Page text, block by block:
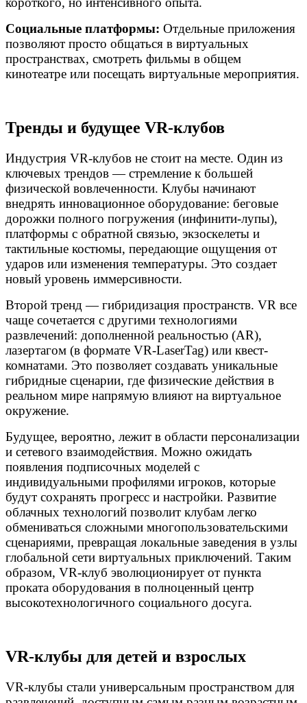
Социальные платформы: Отдельные приложения
позволяют просто общаться в виртуальных
пространствах, смотреть фильмы в общем
кинотеатре или посещать виртуальные мероприятия.
Тренды и будущее VR-клубов
Индустрия VR-клубов не стоит на месте. Один из
ключевых трендов — стремление к большей
физической вовлеченности. Клубы начинают
внедрять инновационное оборудование: беговые
дорожки полного погружения (инфинити-лупы),
платформы с обратной связью, экзоскелеты и
тактильные костюмы, передающие ощущения от
ударов или изменения температуры. Это создает
новый уровень иммерсивности.
Второй тренд — гибридизация пространств. VR все
чаще сочетается с другими технологиями
развлечений: дополненной реальностью (AR),
лазертагом (в формате VR-LaserTag) или квест-
комнатами. Это позволяет создавать уникальные
гибридные сценарии, где физические действия в
реальном мире напрямую влияют на виртуальное
окружение.
Будущее, вероятно, лежит в области персонализации
и сетевого взаимодействия. Можно ожидать
появления подписочных моделей с
индивидуальными профилями игроков, которые
будут сохранять прогресс и настройки. Развитие
облачных технологий позволит клубам легко
обмениваться сложными многопользовательскими
сценариями, превращая локальные заведения в узлы
глобальной сети виртуальных приключений. Таким
образом, VR-клуб эволюционирует от пункта
проката оборудования в полноценный центр
высокотехнологичного социального досуга.
VR-клубы для детей и взрослых
VR-клубы стали универсальным пространством для